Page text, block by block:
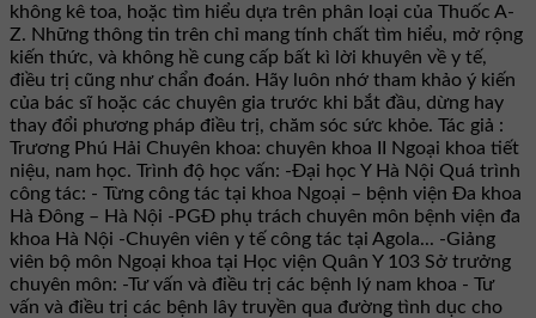
không kê toa, hoặc tìm hiểu dựa trên phân loại của Thuốc A-
Z. Những thông tin trên chỉ mang tính chất tìm hiểu, mở rộng
kiến thức, và không hề cung cấp bất kì lời khuyên về y tế,
điều trị cũng như chẩn đoán. Hãy luôn nhớ tham khảo ý kiến
của bác sĩ hoặc các chuyên gia trước khi bắt đầu, dừng hay
thay đổi phương pháp điều trị, chăm sóc sức khỏe. Tác giả :
Trương Phú Hải Chuyên khoa: chuyên khoa II Ngoại khoa tiết
niệu, nam học. Trình độ học vấn: -Đại học Y Hà Nội Quá trình
công tác: - Từng công tác tại khoa Ngoại – bệnh viện Đa khoa
Hà Đông – Hà Nội -PGĐ phụ trách chuyên môn bệnh viện đa
khoa Hà Nội -Chuyên viên y tế công tác tại Agola... -Giảng
viên bộ môn Ngoại khoa tại Học viện Quân Y 103 Sở trưởng
chuyên môn: -Tư vấn và điều trị các bệnh lý nam khoa - Tư
vấn và điều trị các bệnh lây truyền qua đường tình dục cho